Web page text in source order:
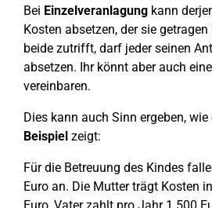
Bei Einzelveranlagung kann
Kosten absetzen, der sie
beide zutrifft, darf jeder seinen
absetzen. Ihr könnt aber auch
vereinbaren.
Dies kann auch Sinn ergeben,
Beispiel zeigt:
Für die Betreuung des Kindes
Euro an. Die Mutter trägt Kosten